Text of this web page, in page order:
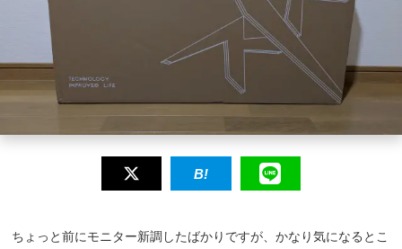
ちょっと前にモニター新調したばかりですが、かなり気になるとこ